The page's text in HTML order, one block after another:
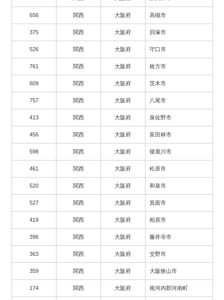
656 関西 大阪府 高槻市
375 関西 大阪府 貝塚市
526 関西 大阪府 守口市
761 関西 大阪府 枚方市
609 関西 大阪府 茨木市
757 関西 大阪府 八尾市
413 関西 大阪府 泉佐野市
456 関西 大阪府 富田林市
598 関西 大阪府 寝屋川市
461 関西 大阪府 松原市
520 関西 大阪府 和泉市
527 関西 大阪府 箕面市
419 関西 大阪府 柏原市
396 関西 大阪府 藤井寺市
363 関西 大阪府 交野市
359 関西 大阪府 大阪狭山市
174 関西 大阪府 南河内郡河南町